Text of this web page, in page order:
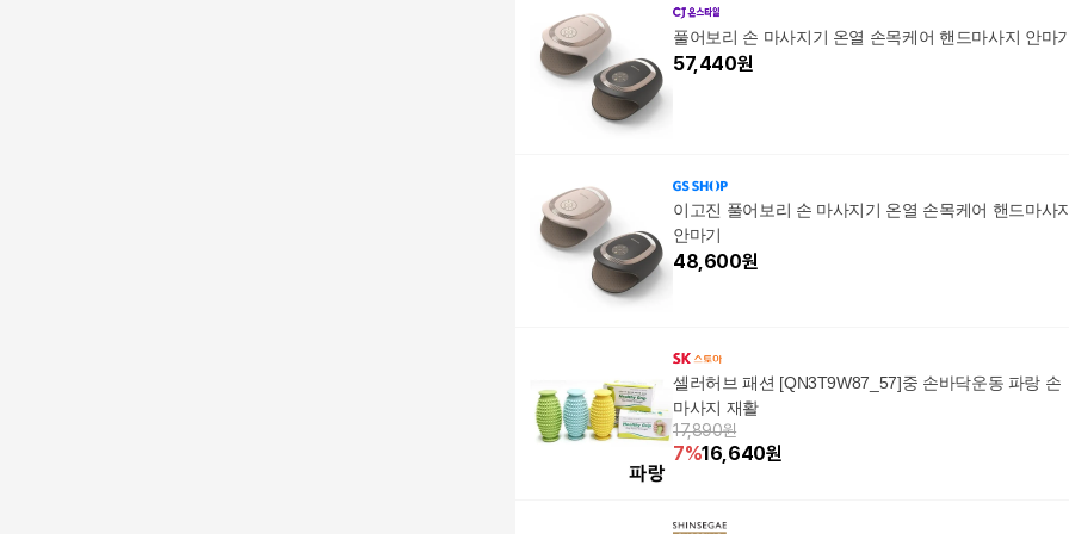
풀어보리 손 마사지기 온열 손목케어 핸드마사지 안마
57,440원
이고진 풀어보리 손 마사지기 온열 손목케어 핸드마사
안마기
48,600원
셀러허브 패션 [QN3T9W87_57]중 손바닥운동 파랑 손
마사지 재활
17,890원
7%16,640원